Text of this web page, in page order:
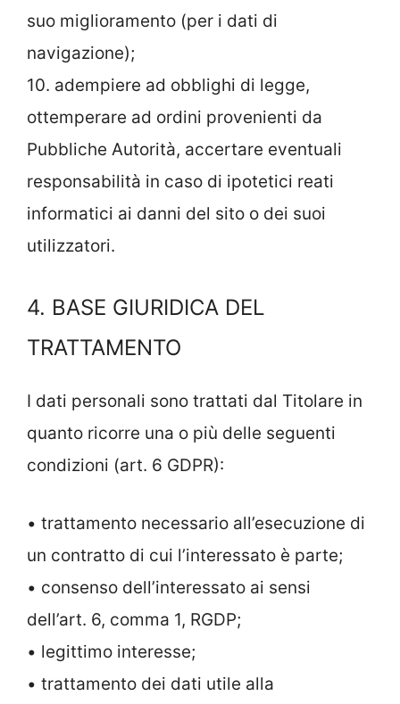
suo miglioramento (per i dati di
navigazione);
10. adempiere ad obblighi di legge,
ottemperare ad ordini provenienti da
Pubbliche Autorità, accertare eventuali
responsabilità in caso di ipotetici reati
informatici ai danni del sito o dei suoi
utilizzatori.
4. BASE GIURIDICA DEL
TRATTAMENTO
I dati personali sono trattati dal Titolare in
quanto ricorre una o più delle seguenti
condizioni (art. 6 GDPR):
• trattamento necessario all’esecuzione di
un contratto di cui l’interessato è parte;
• consenso dell’interessato ai sensi
dell’art. 6, comma 1, RGDP;
• legittimo interesse;
• trattamento dei dati utile alla